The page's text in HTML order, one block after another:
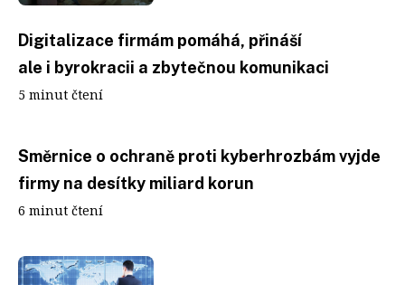
Digitalizace firmám pomáhá, přináší
ale i byrokracii a zbytečnou komunikaci
5 minut čtení
Směrnice o ochraně proti kyberhrozbám vyjde
firmy na desítky miliard korun
6 minut čtení